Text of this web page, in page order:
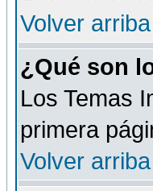
Volver arriba
¿Qué son
Los Temas
primera
Volver arriba